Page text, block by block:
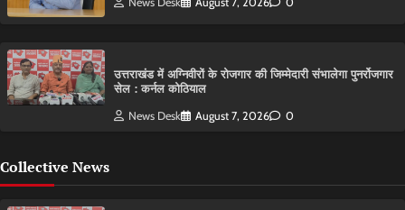
उत्तराखंड में अग्निवीरों के रोजगार की जिम्मेदारी संभालेगा पुनर्रोजगार
सेल : कर्नल कोठियाल
News Desk August 7, 2026 0
Collective News